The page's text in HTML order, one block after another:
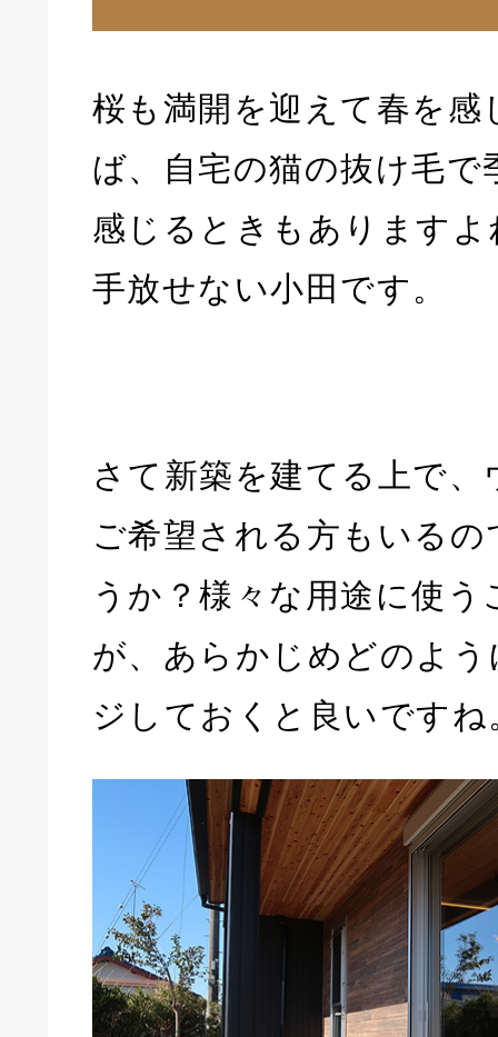
桜も満開を迎えて春を感
ば、自宅の猫の抜け毛で
感じるときもあります
手放せない小田です。
さて新築を建てる上で
ご希望される方もいる
うか？様々な用途に使
が、あらかじめどのよ
ジしておくと良いですね